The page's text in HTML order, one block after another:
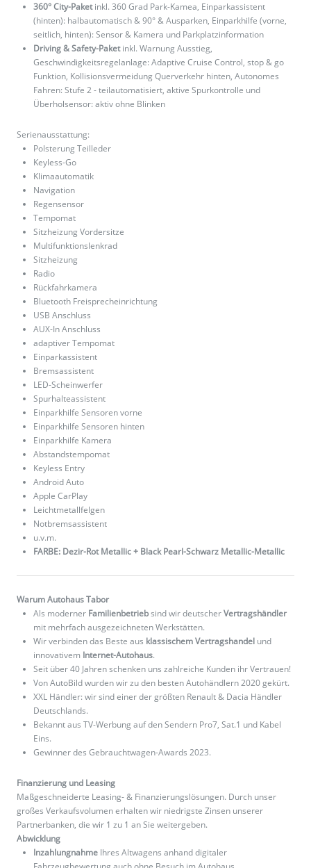
360° City-Paketinkl. 360 Grad Park-Kamea, Einparkassistent
(hinten): halbautomatisch & 90° & Ausparken, Einparkhilfe (vorne,
seitlich, hinten): Sensor & Kamera und Parkplatzinformation
Driving & Safety-Paketinkl. Warnung Ausstieg,
Geschwindigkeitsregelanlage: Adaptive Cruise Control, stop & go
Funktion, Kollisionsvermeidung Querverkehr hinten, Autonomes
Fahren: Stufe 2 - teilautomatisiert, aktive Spurkontrolle und
Überholsensor: aktiv ohne Blinken
Serienausstattung:
Polsterung Teilleder
Keyless-Go
Klimaautomatik
Navigation
Regensensor
Tempomat
Sitzheizung Vordersitze
Multifunktionslenkrad
Sitzheizung
Radio
Rückfahrkamera
Bluetooth Freisprecheinrichtung
USB Anschluss
AUX-In Anschluss
adaptiver Tempomat
Einparkassistent
Bremsassistent
LED-Scheinwerfer
Spurhalteassistent
Einparkhilfe Sensoren vorne
Einparkhilfe Sensoren hinten
Einparkhilfe Kamera
Abstandstempomat
Keyless Entry
Android Auto
Apple CarPlay
Leichtmetallfelgen
Notbremsassistent
u.v.m.
FARBE: Dezir-Rot Metallic + Black Pearl-Schwarz Metallic-Metallic
Warum Autohaus Tabor
Als moderner Familienbetriebsind wir deutscherVertragshändler
mit mehrfach ausgezeichneten Werkstätten.
Wir verbinden das Beste aus klassischem Vertragshandel und
innovativem Internet-Autohaus.
Seit über 40 Jahren schenken uns zahlreiche Kunden ihr Vertrauen!
Von AutoBild wurden wir zu den besten Autohändlern 2020 gekürt.
XXL Händler: wir sind einer der größten Renault & Dacia Händler
Deutschlands.
Bekannt aus TV-Werbung auf den Sendern Pro7, Sat.1 und Kabel
Eins.
Gewinner des Gebrauchtwagen-Awards 2023.
Finanzierung und Leasing
Maßgeschneiderte Leasing- & Finanzierungslösungen. Durch unser
großes Verkaufsvolumen erhalten wir niedrigste Zinsen unserer
Partnerbanken, die wir 1 zu 1 an Sie weitergeben.
Abwicklung
Inzahlungnahme Ihres Altwagens anhand digitaler